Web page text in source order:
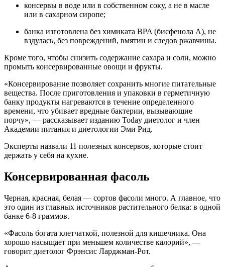
консервы в воде или в собственном соку, а не в масле
или в сахарном сиропе;
банка изготовлена без химиката BPA (бисфенола А), не
вздулась, без повреждений, вмятин и следов ржавчины.
Кроме того, чтобы снизить содержание сахара и соли, можно
промыть консервированные овощи и фрукты.
«Консервирование позволяет сохранить многие питательные
вещества. После приготовления и упаковки в герметичную
банку продукты нагреваются в течение определенного
времени, что убивает вредные бактерии, вызывающие
порчу», — рассказывает изданию Today диетолог и член
Академии питания и диетологии Эми Рид.
Эксперты назвали 11 полезных консервов, которые стоит
держать у себя на кухне.
Консервированная фасоль
Черная, красная, белая — сортов фасоли много. А главное, что
это один из главных источников растительного белка: в одной
банке 6-8 граммов.
«Фасоль богата клетчаткой, полезной для кишечника. Она
хорошо насыщает при меньшем количестве калорий», —
говорит диетолог Фрэнсис Ларджман-Рот.